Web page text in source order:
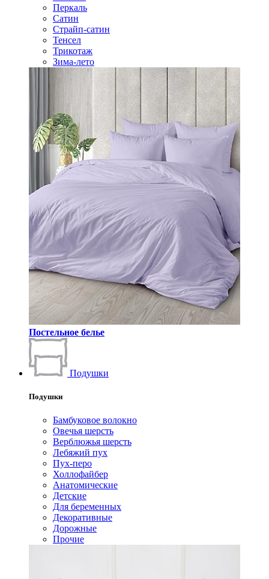
Перкаль
Сатин
Страйп-сатин
Тенсел
Трикотаж
Зима-лето
Постельное белье
Подушки
Подушки
Бамбуковое волокно
Овечья шерсть
Верблюжья шерсть
Лебяжий пух
Пух-перо
Холлофайбер
Анатомические
Детские
Для беременных
Декоративные
Дорожные
Прочие